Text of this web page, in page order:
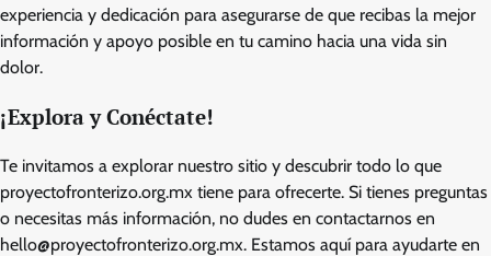
experiencia y dedicación para asegurarse de que recibas la mejor
información y apoyo posible en tu camino hacia una vida sin
dolor.
¡Explora y Conéctate!
Te invitamos a explorar nuestro sitio y descubrir todo lo que
proyectofronterizo.org.mx tiene para ofrecerte. Si tienes preguntas
o necesitas más información, no dudes en contactarnos en
hello@proyectofronterizo.org.mx. Estamos aquí para ayudarte en